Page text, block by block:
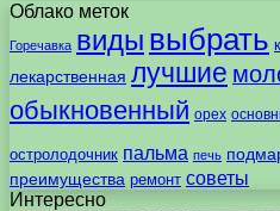
Облако меток
Горечавка виды выбрать
лекарственная лучшие
обыкновенный орех
остролодочник пальма печь
преимущества ремонт советы
Интересно